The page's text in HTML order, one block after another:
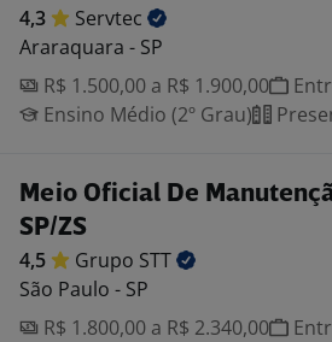
4,3
Servtec
Araraquara - SP
R$ 1.500,00 a R$ 1.900,00
Ensino Médio (2º Grau)
Meio Oficial De
SP/ZS
4,5 Grupo STT
São Paulo - SP
R$ 1.800,00 a R$ 2.340,00